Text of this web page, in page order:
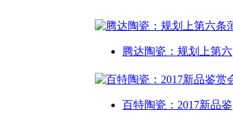
腾达陶瓷：规划上第六
百特陶瓷：2017新品鉴